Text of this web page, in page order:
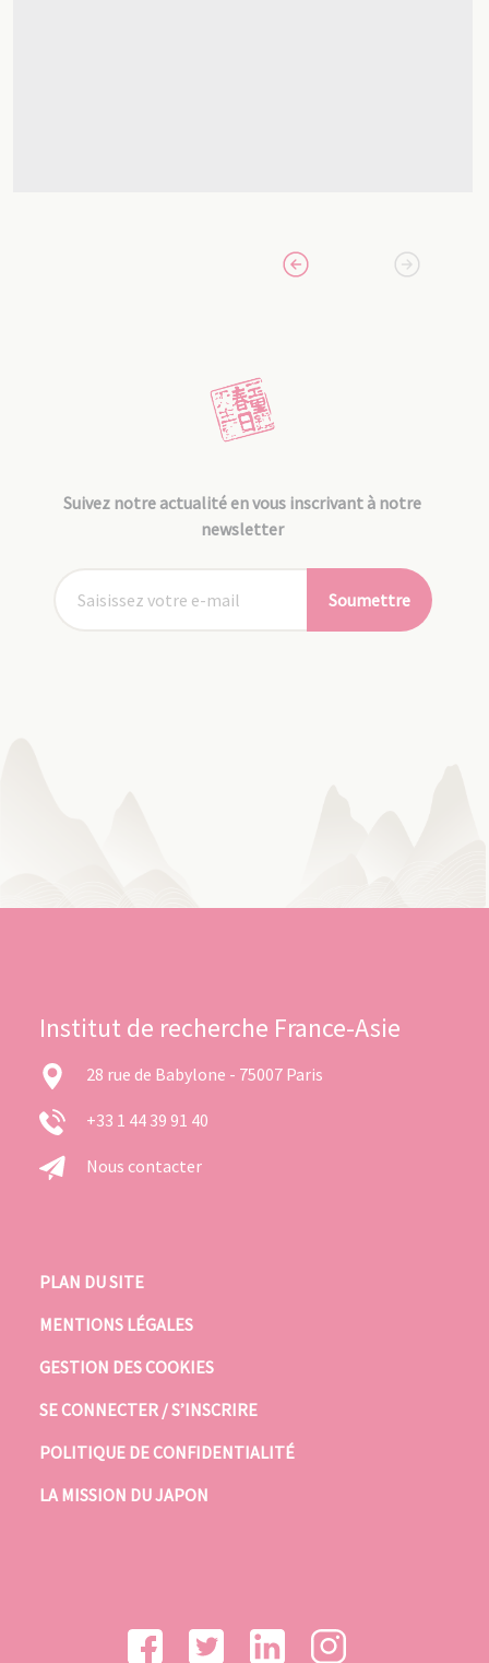
Suivez notre actualité en vous inscrivant à notre
newsletter
Soumettre
Institut de recherche France-Asie
28 rue de Babylone - 75007 Paris
+33 1 44 39 91 40
Nous contacter
PLAN DU SITE
MENTIONS LÉGALES
GESTION DES COOKIES
SE CONNECTER / S’INSCRIRE
POLITIQUE DE CONFIDENTIALITÉ
LA MISSION DU JAPON